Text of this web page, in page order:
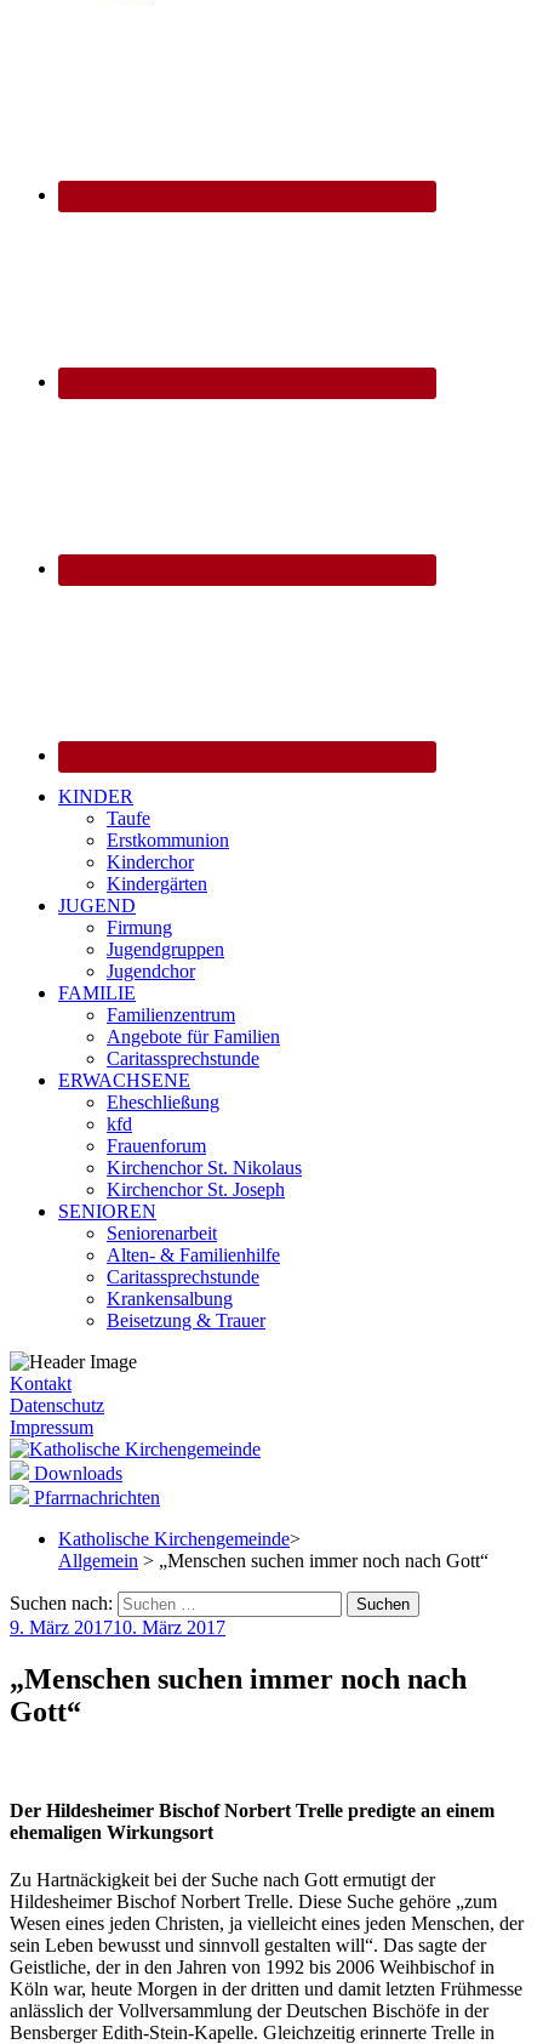
KINDER
Taufe
Erstkommunion
Kinderchor
Kindergärten
JUGEND
Firmung
Jugendgruppen
Jugendchor
FAMILIE
Familienzentrum
Angebote für Familien
Caritassprechstunde
ERWACHSENE
Eheschließung
kfd
Frauenforum
Kirchenchor St. Nikolaus
Kirchenchor St. Joseph
SENIOREN
Seniorenarbeit
Alten- & Familienhilfe
Caritassprechstunde
Krankensalbung
Beisetzung & Trauer
Kontakt
Datenschutz
Impressum
Downloads
Pfarrnachrichten
Katholische Kirchengemeinde>
Allgemein > „Menschen suchen immer noch nach Gott“
Suchen nach:
9. März 201710. März 2017
„Menschen suchen immer noch nach
Gott“
Der Hildesheimer Bischof Norbert Trelle predigte an einem
ehemaligen Wirkungsort
Zu Hartnäckigkeit bei der Suche nach Gott ermutigt der
Hildesheimer Bischof Norbert Trelle. Diese Suche gehöre „zum
Wesen eines jeden Christen, ja vielleicht eines jeden Menschen, der
sein Leben bewusst und sinnvoll gestalten will“. Das sagte der
Geistliche, der in den Jahren von 1992 bis 2006 Weihbischof in
Köln war, heute Morgen in der dritten und damit letzten Frühmesse
anlässlich der Vollversammlung der Deutschen Bischöfe in der
Bensberger Edith-Stein-Kapelle. Gleichzeitig erinnerte Trelle in